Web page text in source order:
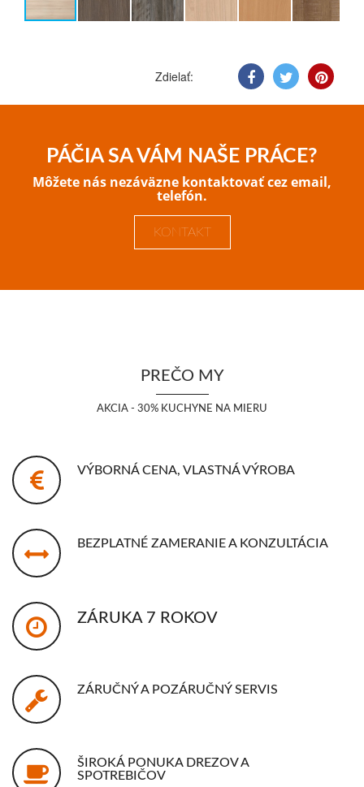
Zdielať:
PÁČIA SA VÁM NAŠE PRÁCE?
Môžete nás nezáväzne kontaktovať cez email,
telefón.
KONTAKT
PREČO MY
AKCIA - 30% KUCHYNE NA MIERU
VÝBORNÁ CENA, VLASTNÁ VÝROBA
BEZPLATNÉ ZAMERANIE A KONZULTÁCIA
ZÁRUKA 7 ROKOV
ZÁRUČNÝ A POZÁRUČNÝ SERVIS
ŠIROKÁ PONUKA DREZOV A
SPOTREBIČOV